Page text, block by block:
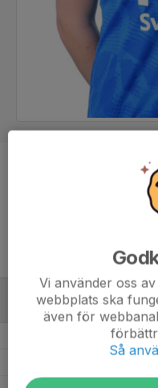
18 år
ALLA SERIER ALLA ÅR
Vi använder oss
webbplats ska
även för
Så